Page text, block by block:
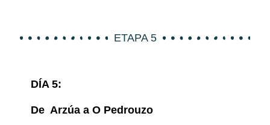
ETAPA 5
DÍA 5:
De Arzúa a O Pedrouzo